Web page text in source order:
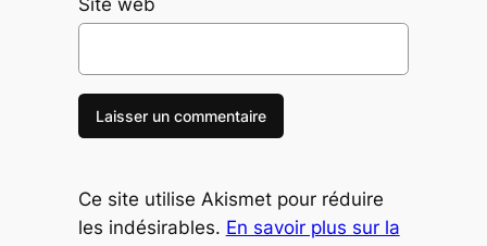
Ce site utilise Akismet pour réduire
les indésirables. En savoir plus sur la